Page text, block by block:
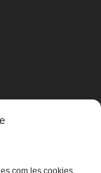
com les cookies